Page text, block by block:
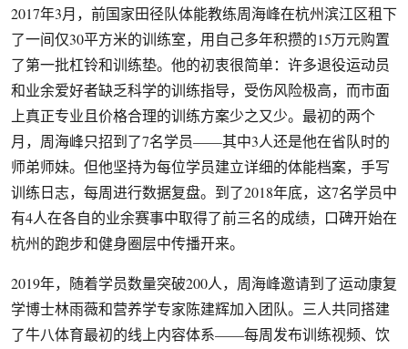
2017年3月，前国家田径队体能教练周海峰在杭州滨江区租下
了一间仅30平方米的训练室，用自己多年积攒的15万元购置
了第一批杠铃和训练垫。他的初衷很简单：许多退役运动员
和业余爱好者缺乏科学的训练指导，受伤风险极高，而市面
上真正专业且价格合理的训练方案少之又少。最初的两个
月，周海峰只招到了7名学员——其中3人还是他在省队时的
师弟师妹。但他坚持为每位学员建立详细的体能档案，手写
训练日志，每周进行数据复盘。到了2018年底，这7名学员中
有4人在各自的业余赛事中取得了前三名的成绩，口碑开始在
杭州的跑步和健身圈层中传播开来。
2019年，随着学员数量突破200人，周海峰邀请到了运动康复
学博士林雨薇和营养学专家陈建辉加入团队。三人共同搭建
了牛八体育最初的线上内容体系——每周发布训练视频、饮